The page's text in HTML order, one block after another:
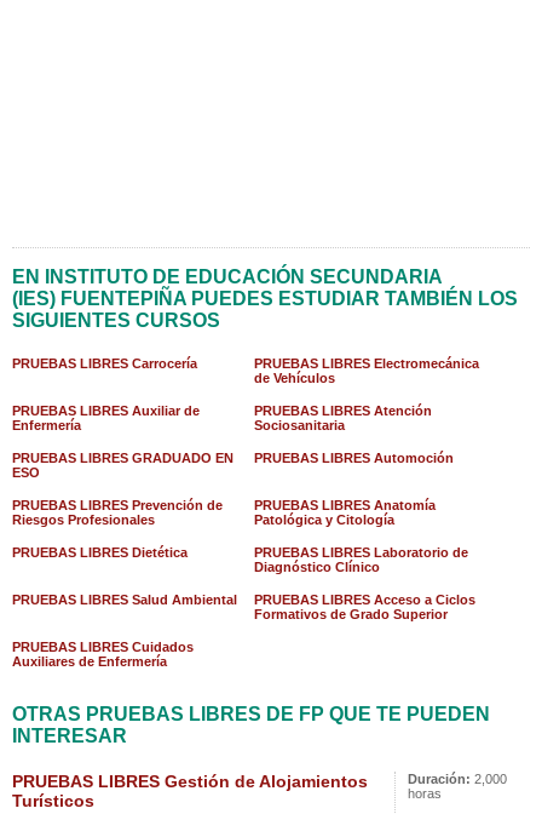
EN INSTITUTO DE EDUCACIÓN SECUNDARIA
(IES) FUENTEPIÑA PUEDES ESTUDIAR TAMBIÉN LOS
SIGUIENTES CURSOS
PRUEBAS LIBRES Carrocería
PRUEBAS LIBRES Electromecánica
de Vehículos
PRUEBAS LIBRES Auxiliar de
Enfermería
PRUEBAS LIBRES Atención
Sociosanitaria
PRUEBAS LIBRES GRADUADO EN
ESO
PRUEBAS LIBRES Automoción
PRUEBAS LIBRES Prevención de
Riesgos Profesionales
PRUEBAS LIBRES Anatomía
Patológica y Citología
PRUEBAS LIBRES Dietética
PRUEBAS LIBRES Laboratorio de
Diagnóstico Clínico
PRUEBAS LIBRES Salud Ambiental
PRUEBAS LIBRES Acceso a Ciclos
Formativos de Grado Superior
PRUEBAS LIBRES Cuidados
Auxiliares de Enfermería
OTRAS PRUEBAS LIBRES DE FP QUE TE PUEDEN
INTERESAR
PRUEBAS LIBRES Gestión de Alojamientos
Turísticos
Duración: 2,000
horas